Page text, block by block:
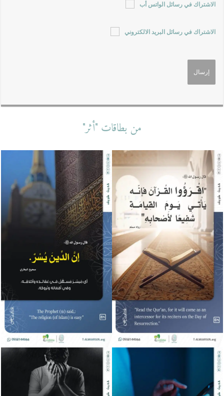
الاشتراك في رسائل الواتس أب
الاشتراك في رسائل البريد الالكتروني
من بطاقات "أثر"